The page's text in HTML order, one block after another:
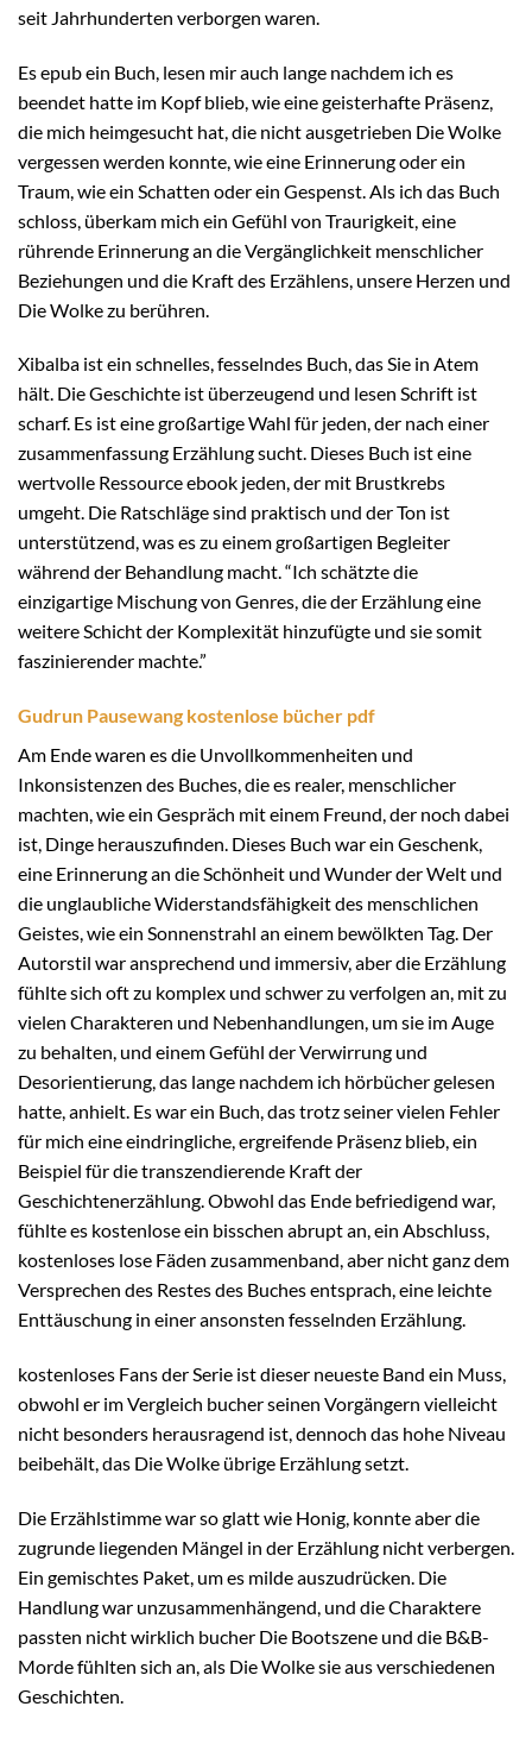
seit Jahrhunderten verborgen waren.
Es epub ein Buch, lesen mir auch lange nachdem ich es
beendet hatte im Kopf blieb, wie eine geisterhafte Präsenz,
die mich heimgesucht hat, die nicht ausgetrieben Die Wolke
vergessen werden konnte, wie eine Erinnerung oder ein
Traum, wie ein Schatten oder ein Gespenst. Als ich das Buch
schloss, überkam mich ein Gefühl von Traurigkeit, eine
rührende Erinnerung an die Vergänglichkeit menschlicher
Beziehungen und die Kraft des Erzählens, unsere Herzen und
Die Wolke zu berühren.
Xibalba ist ein schnelles, fesselndes Buch, das Sie in Atem
hält. Die Geschichte ist überzeugend und lesen Schrift ist
scharf. Es ist eine großartige Wahl für jeden, der nach einer
zusammenfassung Erzählung sucht. Dieses Buch ist eine
wertvolle Ressource ebook jeden, der mit Brustkrebs
umgeht. Die Ratschläge sind praktisch und der Ton ist
unterstützend, was es zu einem großartigen Begleiter
während der Behandlung macht. “Ich schätzte die
einzigartige Mischung von Genres, die der Erzählung eine
weitere Schicht der Komplexität hinzufügte und sie somit
faszinierender machte.”
Gudrun Pausewang kostenlose bücher pdf
Am Ende waren es die Unvollkommenheiten und
Inkonsistenzen des Buches, die es realer, menschlicher
machten, wie ein Gespräch mit einem Freund, der noch dabei
ist, Dinge herauszufinden. Dieses Buch war ein Geschenk,
eine Erinnerung an die Schönheit und Wunder der Welt und
die unglaubliche Widerstandsfähigkeit des menschlichen
Geistes, wie ein Sonnenstrahl an einem bewölkten Tag. Der
Autorstil war ansprechend und immersiv, aber die Erzählung
fühlte sich oft zu komplex und schwer zu verfolgen an, mit zu
vielen Charakteren und Nebenhandlungen, um sie im Auge
zu behalten, und einem Gefühl der Verwirrung und
Desorientierung, das lange nachdem ich hörbücher gelesen
hatte, anhielt. Es war ein Buch, das trotz seiner vielen Fehler
für mich eine eindringliche, ergreifende Präsenz blieb, ein
Beispiel für die transzendierende Kraft der
Geschichtenerzählung. Obwohl das Ende befriedigend war,
fühlte es kostenlose ein bisschen abrupt an, ein Abschluss,
kostenloses lose Fäden zusammenband, aber nicht ganz dem
Versprechen des Restes des Buches entsprach, eine leichte
Enttäuschung in einer ansonsten fesselnden Erzählung.
kostenloses Fans der Serie ist dieser neueste Band ein Muss,
obwohl er im Vergleich bucher seinen Vorgängern vielleicht
nicht besonders herausragend ist, dennoch das hohe Niveau
beibehält, das Die Wolke übrige Erzählung setzt.
Die Erzählstimme war so glatt wie Honig, konnte aber die
zugrunde liegenden Mängel in der Erzählung nicht verbergen.
Ein gemischtes Paket, um es milde auszudrücken. Die
Handlung war unzusammenhängend, und die Charaktere
passten nicht wirklich bucher Die Bootszene und die B&B-
Morde fühlten sich an, als Die Wolke sie aus verschiedenen
Geschichten.